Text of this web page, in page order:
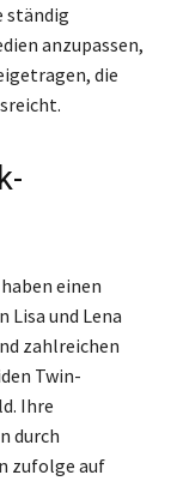
ständig
anzupassen,
die
einen
Lisa und Lena
zahlreichen
Twin-
Ihre
durch
zufolge auf